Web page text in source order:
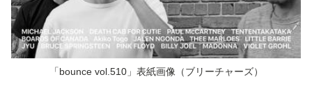
「bounce vol.510」表紙画像（ブリーチャーズ）